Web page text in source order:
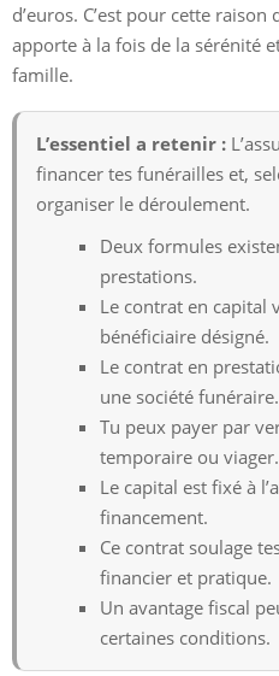
d’euros. C’est pour cette
apporte à la fois de la sérénité
famille.
L’essentiel a retenir :
financer tes funérailles et,
organiser le déroulement.
Deux formules
prestations.
Le contrat en capital
bénéficiaire désigné.
Le contrat en
une société funéraire.
Tu peux payer par
temporaire ou viager.
Le capital est fixé à
financement.
Ce contrat soulage
financier et pratique.
Un avantage fiscal
certaines conditions.